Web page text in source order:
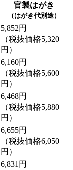
官製はがき
（はがき代別途）
5,852円
（税抜価格5,320
円）
6,160円
（税抜価格5,600
円）
6,468円
（税抜価格5,880
円）
6,655円
（税抜価格6,050
円）
6,831円